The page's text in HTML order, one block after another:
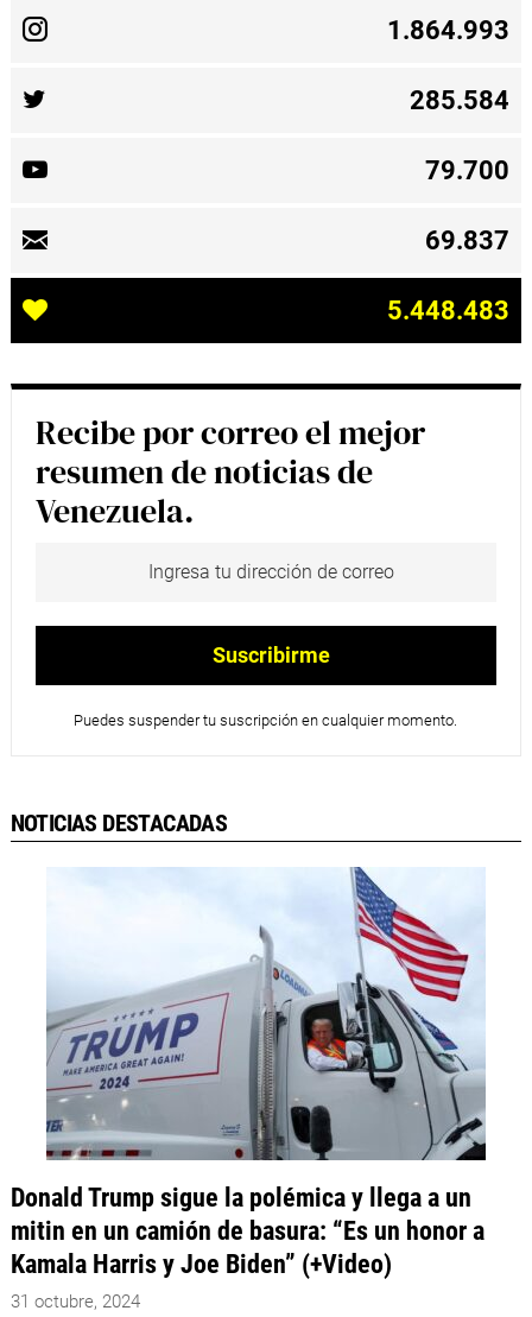
1.864.993
285.584
79.700
69.837
5.448.483
Recibe por correo el mejor
resumen de noticias de
Venezuela.
Puedes suspender tu suscripción en cualquier momento.
NOTICIAS DESTACADAS
Donald Trump sigue la polémica y llega a un
mitin en un camión de basura: “Es un honor a
Kamala Harris y Joe Biden” (+Video)
31 octubre, 2024